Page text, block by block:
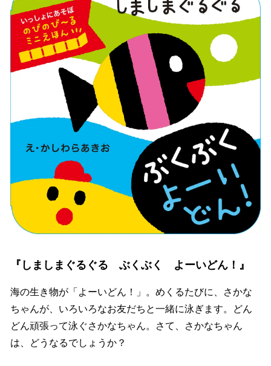
『しましまぐるぐる ぶくぶく よーいどん！』
海の生き物が「よーいどん！」。めくるたびに、さかな
ちゃんが、いろいろなお友だちと一緒に泳ぎます。どん
どん頑張って泳ぐさかなちゃん。さて、さかなちゃん
は、どうなるでしょうか？